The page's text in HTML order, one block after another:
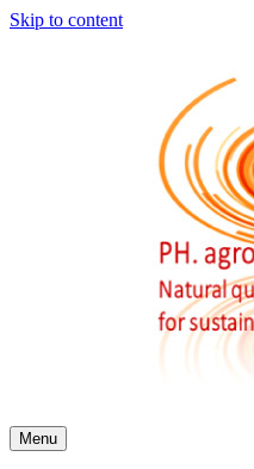
Skip to content
Menu